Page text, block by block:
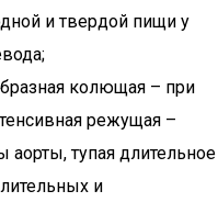
и твердой пищи у
колющая – при
режущая –
тупая длительное
и